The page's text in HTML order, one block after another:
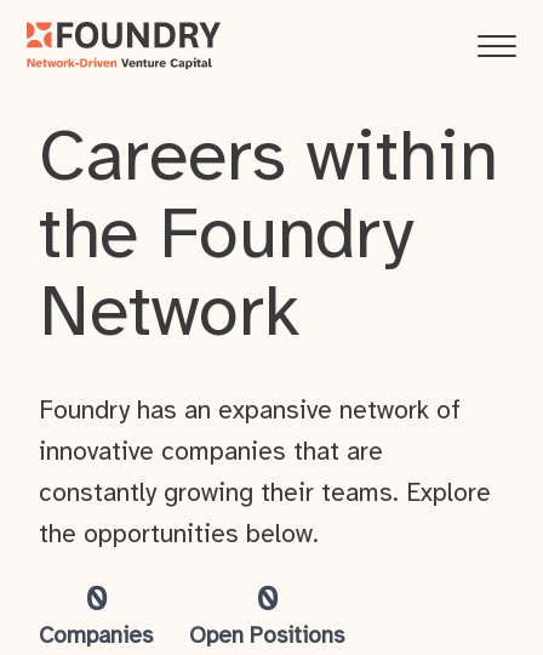
Careers within
the Foundry
Network
0
Companies
0
Open Positions
Foundry has an expansive network of
innovative companies that are
constantly growing their teams. Explore
the opportunities below.